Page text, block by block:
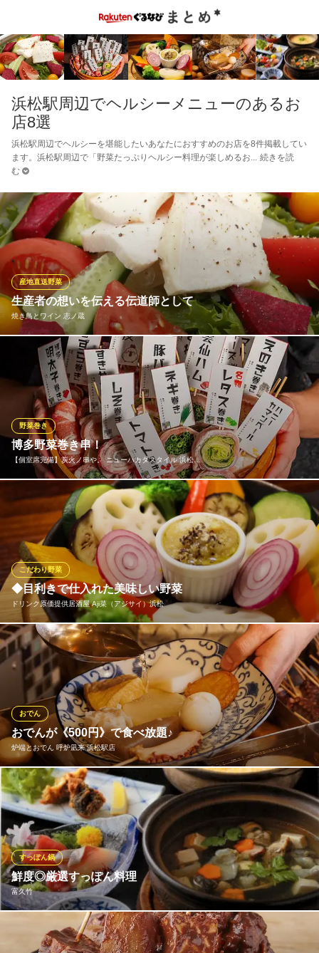
浜松駅周辺でヘルシーメニューのあるお
店8選
浜松駅周辺でヘルシーを堪能したいあなたにおすすめのお店を8件掲載してい
ます。浜松駅周辺で「野菜たっぷりヘルシー料理が楽しめるお
続きを読
む
生産者の想いを伝える伝道師として
焼き鳥とワイン 志ノ蔵
産地直送野菜
志ノ蔵を運営するホットファームは、農業の生産・流通・販売を
手がけています。「志を高く、想いを込めた料理を提供する。」
この想いを店名に込めました。食材の持つ魅力や生産者の想いを
伝えるため、静岡県産食材にこだわり、シンプルかつダイレクト
に素材の魅力を味わえる料理をご用意しております。
焼き鳥とワイン 志ノ蔵
静岡産野菜と焼鳥稀少串
ＪＲ浜松駅北口 徒歩3分
静岡県浜松市中央区千歳町76-4
博多野菜巻き串！
【個室席完備】炭火ノ串や。 ニューハカタスタイル 浜松…
野菜巻き
ジューシーな肉の旨味とヘルシーな野菜を同時に味わうことがで
きる当店名物。ヘルシーなのに加えて、ボリューム満点！炭火で
じっくりと焼き上げる事で極上の旨味を実現。様々な種類を是非
食べ比べしてみて下さいね♪
【個室席完備】炭火ノ串や。 ニューハカタスタイル 浜松駅
前店
九州料理専門個室居酒屋
遠州鉄道線第一通り駅 徒歩5分
静岡県浜松市中央区鍛冶町319-6 コスモ第2ビル1F
◆目利きで仕入れた美味しい野菜
ドリンク原価提供居酒屋 Aji菜（アジサイ）浜松
こだわり野菜
新鮮で旬だからこそ香る、芳醇で濃厚な味わいが堪らない、四季
折々の季節野菜。香ばしく焼いた「焼き野菜」は、それだけでも
お酒とも合う自慢のメニューです。旬を大事にしておりますの
で、野菜の内容は季節ごとに変わるのも楽しみなポイントですね♪
ドリンク原価提供居酒屋 Aji菜（アジサイ）浜松
旬菜居酒屋
遠州鉄道線第一通り駅 徒歩6分
静岡県浜松市中央区肴町317-19
おでんが《500円》で食べ放題♪
炉端とおでん 呼炉凪来 浜松駅店
おでん
浜松駅チカ!!炉端とおでんの居酒屋『炉端とおでん 』が8月NEW
OPEN♪日本初◎なんとワンコインでおでんが食べ放題！！
炉端とおでん 呼炉凪来 浜松駅店
炉端焼きおでん居酒屋
遠州鉄道線第一通り駅 徒歩4分
静岡県浜松市中央区肴町322-20 WAVE BLDG.3F
鮮度◎厳選すっぽん料理
富久竹
すっぽん鍋
当店では、すっぽん料理でお客様を元気で美しくをモットーにし
ております。地元で仕入れる新鮮なすっぽんは専用の「いけす」